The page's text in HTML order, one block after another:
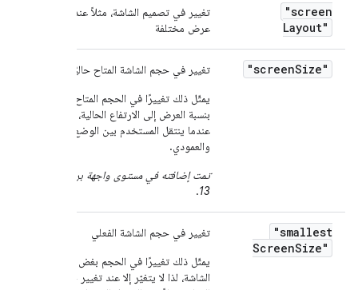
"screen
Layout"
تغيير في تصميم الشاشة، مثلاً عند تفعيل شاشة
عرض مختلفة
"screenSize"
تغيير في حجم الشاشة المتاح حاليًا
يمثّل ذلك تغييرًا في الحجم المتاح حاليًا، مقارنةً
بنسبة العرض إلى الارتفاع الحالية، وبالتالي يتغيّر
عندما ينتقل المستخدم بين الوضع الأفقي
والعمودي.
تمت إضافته في مستوى واجهة برمجة التطبيقات
13
.
"smallest
ScreenSize"
تغيير في حجم الشاشة الفعلي
يمثّل ذلك تغييرًا في الحجم بغض النظر عن اتجاه
الشاشة، لذا لا يتغيّر إلا عند تغيير حجم الشاشة